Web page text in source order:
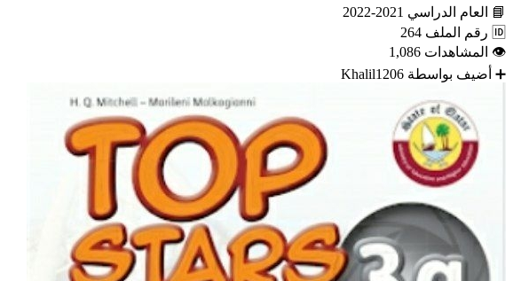
📘 العام الدراسي 2021-2022
🆔 رقم الملف 264
👁 المشاهدات 1,086
➕ أضيف بواسطة Khalil1206